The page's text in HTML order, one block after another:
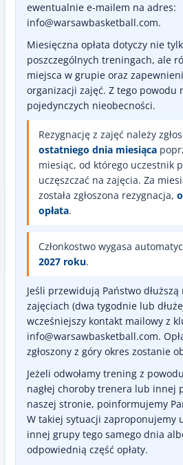
ewentualnie e-mailem na adres:
info@warsawbasketball.com.
Miesięczna opłata dotyczy nie
poszczególnych treningach, ale
miejsca w grupie oraz
organizacji zajęć. Z tego powodu
pojedynczych nieobecności.
Rezygnację z zajęć należy
ostatniego dnia miesiąca
miesiąc, od którego uczestnik
uczęszczać na zajęcia. Za
została zgłoszona rezygnacja,
opłata.
Członkostwo wygasa
2027 roku.
Jeśli przewidują Państwo
zajęciach (dwa tygodnie lub
wcześniejszy kontakt mailowy z
info@warsawbasketball.com.
zgłoszony z góry okres zostanie
Jeżeli odwołamy trening z
nagłej choroby trenera lub innej
naszej stronie, poinformujemy
W takiej sytuacji zaproponujemy
innej grupy tego samego dnia
odpowiednią część opłaty.